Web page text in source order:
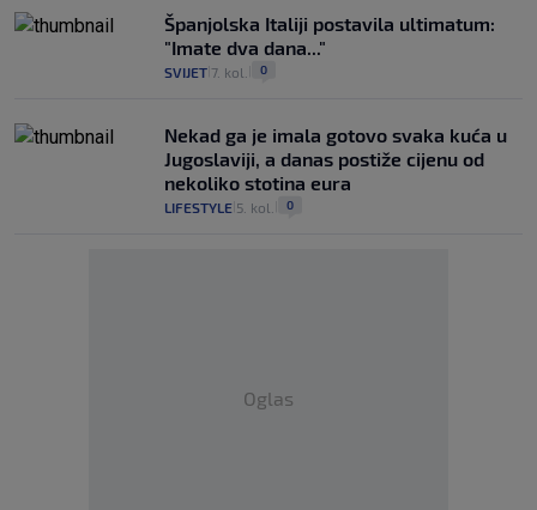
Španjolska Italiji postavila ultimatum:
"Imate dva dana..."
SVIJET 7. kol. 0
Nekad ga je imala gotovo svaka kuća u
Jugoslaviji, a danas postiže cijenu od
nekoliko stotina eura
LIFESTYLE 5. kol. 0
Oglas